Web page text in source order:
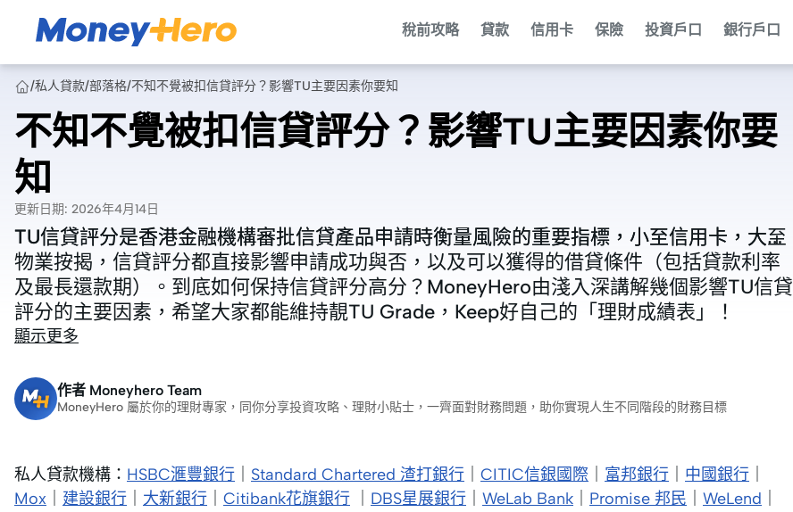
稅前攻略 貸款 信用卡 保險 投資戶口 銀行戶口
/私人貸款/部落格/不知不覺被扣信貸評分？影響TU主要因素你要知
不知不覺被扣信貸評分？影響TU主要因素你要
知
更新日期: 2026年4月14日
TU信貸評分是香港金融機構審批信貸產品申請時衡量風險的重要指標，小至信用卡，大至
物業按揭，信貸評分都直接影響申請成功與否，以及可以獲得的借貸條件（包括貸款利率
及最長還款期）。到底如何保持信貸評分高分？ MoneyHero由淺入深講解幾個影響TU信貸
評分的主要因素，希望大家都能維持靚TU Grade，Keep好自己的「理財成績表」！
TU信貸評分是香港金融機構審批信貸產品申請時衡量風險的重要指標，小至信用卡，大至
物業按揭，信貸評分都直接影響申請成功與否，以及可以獲得的借貸條件（包括貸款利率
及最長還款期）。到底如何保持信貸評分高分？ MoneyHero由淺入深講解幾個影響TU信貸
評分的主要因素，希望大家都能維持靚TU Grade，Keep好自己的「理財成績表」！
顯示更多
作者 Moneyhero Team
MoneyHero 屬於你的理財專家，同你分享投資攻略、理財小貼士，一齊面對財務問題，助你實現人生不同階段的財務目標
私人貸款機構： HSBC滙豐銀行 Standard Chartered 渣打銀行 CITIC信銀國際 富邦銀行 中國銀行
Mox
建設銀行 大新銀行 Citibank花旗銀行 DBS星展銀行 WeLab Bank Promise 邦民 WeLend